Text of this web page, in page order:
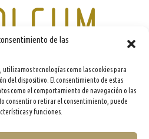
de las
tecnologías como las cookies para
del dispositivo. El consentimiento de estas
como el comportamiento de navegación o las
consentir o retirar el consentimiento, puede
y funciones.
774 · Aviso legal·Política de Cookies·Política de
generales de contratación